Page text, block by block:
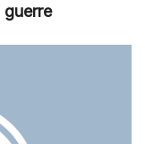
guerre